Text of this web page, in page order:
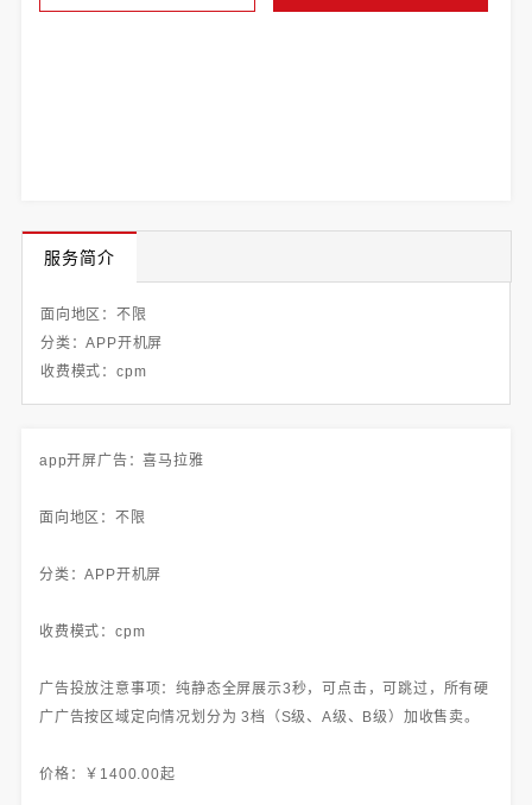
服务简介
面向地区：不限
分类：APP开机屏
收费模式：cpm
app开屏广告：喜马拉雅
面向地区：不限
分类：APP开机屏
收费模式：cpm
广告投放注意事项：纯静态全屏展示3秒，可点击，可跳过，所有硬
广广告按区域定向情况划分为 3档（S级、A级、B级）加收售卖。
价格：￥1400.00起